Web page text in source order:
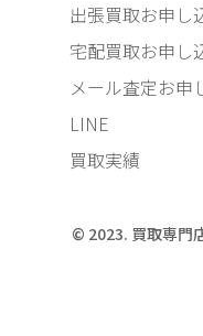
出張買取お申し
宅配買取お申し
メール査定お申
LINE
買取実績
© 2023. 買取専門